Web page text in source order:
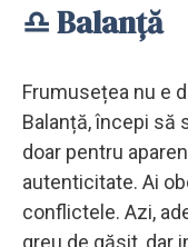
♎ Balanță
Frumusețea nu e
Balanță, începi să
doar pentru
autenticitate. Ai
conflictele. Azi,
greu de găsit, dar